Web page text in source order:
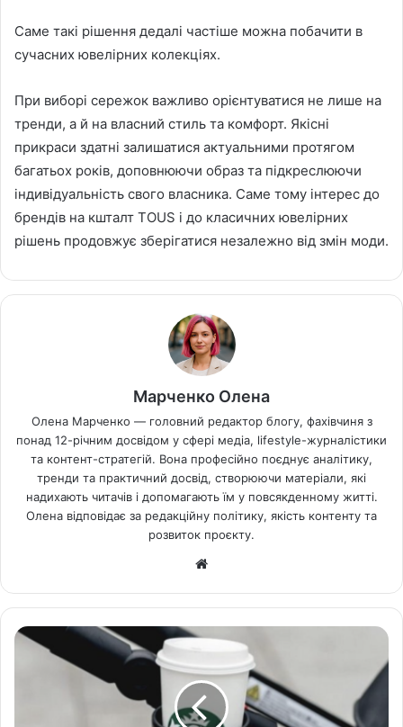
Саме такі рішення дедалі частіше можна побачити в
сучасних ювелірних колекціях.
При виборі сережок важливо орієнтуватися не лише на
тренди, а й на власний стиль та комфорт. Якісні
прикраси здатні залишатися актуальними протягом
багатьох років, доповнюючи образ та підкреслюючи
індивідуальність свого власника. Саме тому інтерес до
брендів на кшталт TOUS і до класичних ювелірних
рішень продовжує зберігатися незалежно від змін моди.
Марченко Олена
Олена Марченко — головний редактор блогу, фахівчиня з
понад 12-річним досвідом у сфері медіа, lifestyle-журналістики
та контент-стратегій. Вона професійно поєднує аналітику,
тренди та практичний досвід, створюючи матеріали, які
надихають читачів і допомагають їм у повсякденному житті.
Олена відповідає за редакційну політику, якість контенту та
розвиток проєкту.
са
йт